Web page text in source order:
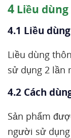
4 Liều
4.1 Liều dùng
Liều dùng
sử dụng 2 lần
4.2 Cách
Sản phẩm
người sử